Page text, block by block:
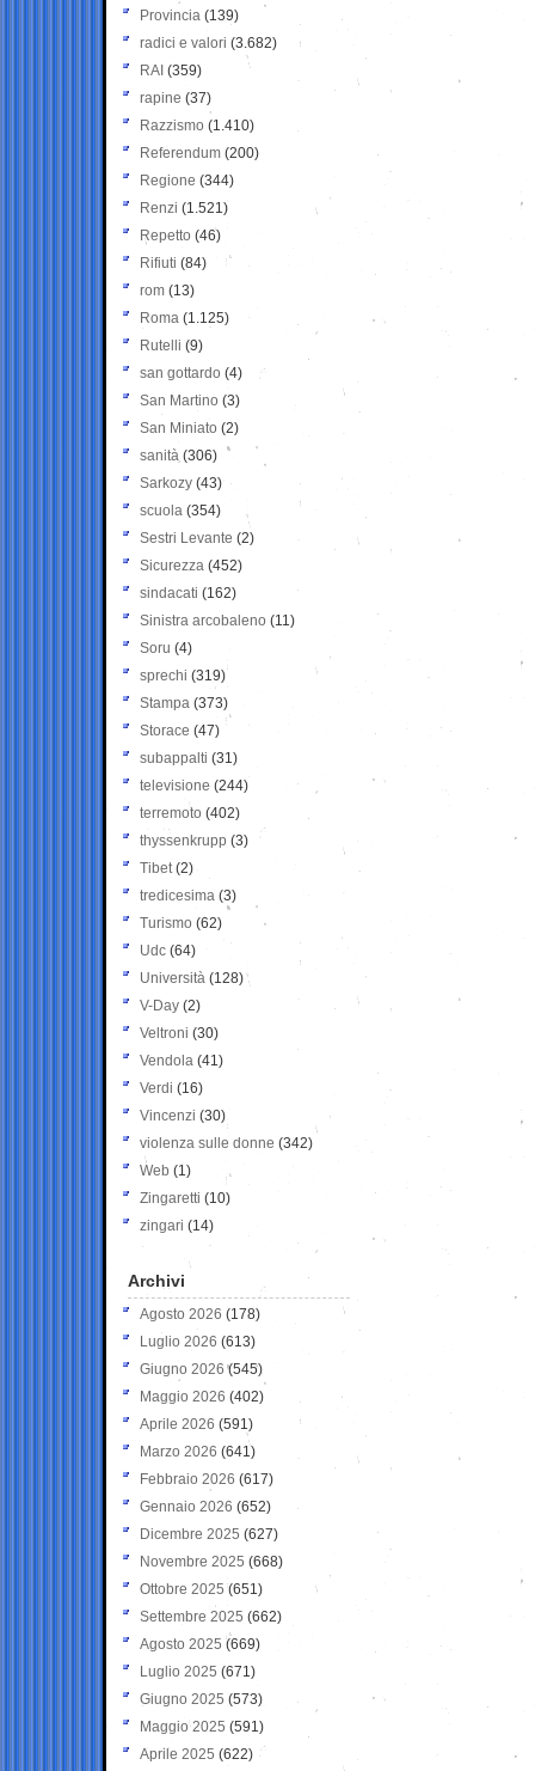
Provincia (139)
radici e valori (3.682)
RAI (359)
rapine (37)
Razzismo (1.410)
Referendum (200)
Regione (344)
Renzi (1.521)
Repetto (46)
Rifiuti (84)
rom (13)
Roma (1.125)
Rutelli (9)
san gottardo (4)
San Martino (3)
San Miniato (2)
sanità (306)
Sarkozy (43)
scuola (354)
Sestri Levante (2)
Sicurezza (452)
sindacati (162)
Sinistra arcobaleno (11)
Soru (4)
sprechi (319)
Stampa (373)
Storace (47)
subappalti (31)
televisione(244)
terremoto (402)
thyssenkrupp (3)
Tibet(2)
tredicesima (3)
Turismo (62)
Udc (64)
Università (128)
V-Day (2)
Veltroni (30)
Vendola (41)
Verdi (16)
Vincenzi (30)
violenza sulle donne (342)
Web (1)
Zingaretti (10)
zingari (14)
Archivi
Agosto 2026 (178)
Luglio 2026 (613)
Giugno 2026 (545)
Maggio 2026 (402)
Aprile 2026 (591)
Marzo 2026 (641)
Febbraio 2026 (617)
Gennaio 2026 (652)
Dicembre 2025 (627)
Novembre 2025 (668)
Ottobre 2025 (651)
Settembre 2025 (662)
Agosto 2025 (669)
Luglio 2025 (671)
Giugno 2025 (573)
Maggio 2025 (591)
Aprile 2025 (622)